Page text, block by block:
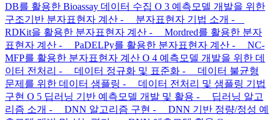
DB를 활용한 Bioassay 데이터 수집 O 3 예측모델 개발을 위한
구조기반 분자표현자 계산 - 분자표현자 기법 소개 -
RDKit을 활용한 분자표현자 계산 - Mordred를 활용한 분자
표현자 계산 - PaDELPy를 활용한 분자표현자 계산 - NC-
MFP를 활용한 분자표현자 계산 O 4 예측모델 개발을 위한 데
이터 전처리 - 데이터 정규화 및 표준화 - 데이터 불균형
문제를 위한 데이터 샘플링 - 데이터 전처리 및 샘플링 기법
구현 O 5 딥러닝 기반 예측모델 개발 및 활용 - 딥러닝 알고
리즘 소개 - DNN 알고리즘 구현 - DNN 기반 정량/정성 예